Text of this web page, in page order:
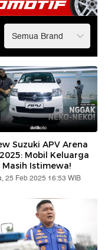
Suzuki APV Arena
Mobil Keluarga
Masih Istimewa!
25 Feb 2025 16:53 WIB